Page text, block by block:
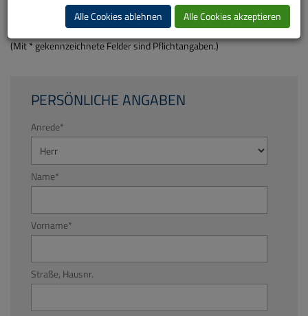
Wir bitten um Verständnis, dass Anfragen nur wochentags
beantwortet werden können.
(Mit * gekennzeichnete Felder sind Pflichtangaben.)
PERSÖNLICHE ANGABEN
Anrede*
Name*
Vorname*
Straße, Hausnr.
Alle Cookies ablehnen Alle Cookies akzeptieren